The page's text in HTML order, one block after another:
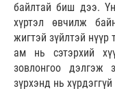
байлтай биш дээ.
хүртэл өвчилж
жигтэй зүйлтэй нүүр
ам нь сэтэрхий
зовлонгоо дэлгэж
зүрхэнд нь